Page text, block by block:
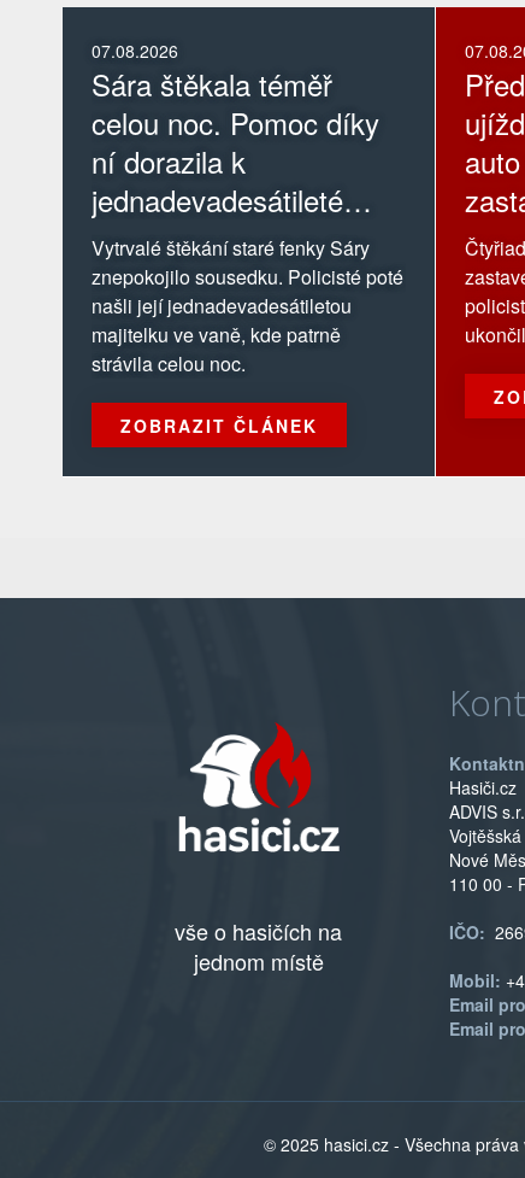
07.08.2026
Sára štěkala téměř
celou noc. Pomoc díky
ní dorazila k
jednadevadesátileté
majitelce
Vytrvalé štěkání staré fenky Sáry
znepokojilo sousedku. Policisté poté
našli její jednadevadesátiletou
majitelku ve vaně, kde patrně
strávila celou noc.
ZOBRAZIT ČLÁNEK
vše o hasičích na
jednom místě
Hasiči.cz
ADVIS
Nové
110 00 -
IČO:
Mobil:
Email
Email
© 2025 hasici.cz - Všechna práva